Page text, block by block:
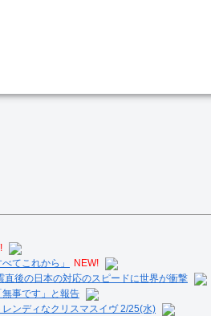
てこれから」
NEW!
後の日本の対応のスピードに世界が衝撃
事です」と報告
ンディなクリスマスイヴ 2/25(水)